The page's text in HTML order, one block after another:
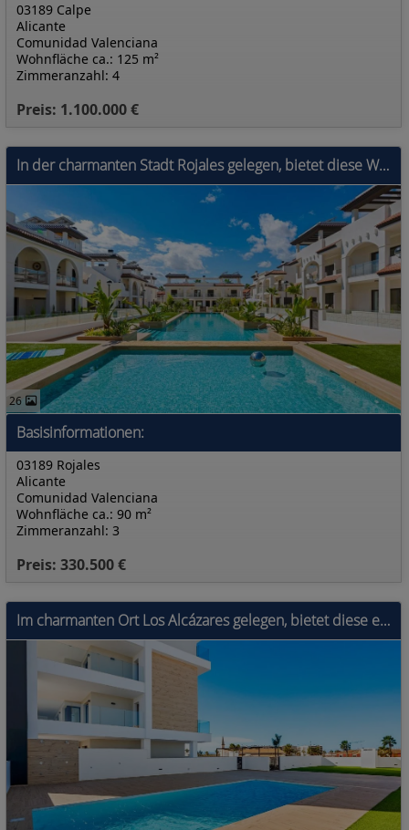
03189 Calpe
Alicante
Comunidad Valenciana
Preis: 1.100.000 €
Wohnfläche ca.: 125 m²
Zimmeranzahl: 4
In der charmanten Stadt Rojales gelegen, bietet diese Wohnanlage eine Auswahl von 30 Wohnungen, die für diejenigen entworfen wurden, die ein komforta
26
Basisinformationen:
03189 Rojales
Alicante
Comunidad Valenciana
Preis: 330.500 €
Wohnfläche ca.: 90 m²
Zimmeranzahl: 3
Im charmanten Ort Los Alcázares gelegen, bietet diese exklusive Wohnanlage eine Auswahl an Wohnungen und Penthäusern für diejenigen, die ein Zuhause